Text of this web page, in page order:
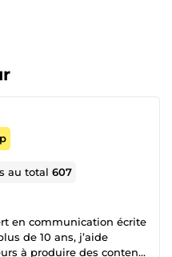
au total607
en communication écrite
de 10 ans, j’aide
à produire des contenus